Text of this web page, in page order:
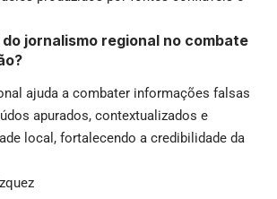
do jornalismo regional no combate
ajuda a combater informações falsas
apurados, contextualizados e
local, fortalecendo a credibilidade da